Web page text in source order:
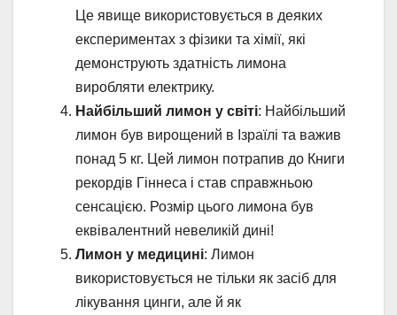
Це явище використовується в деяких
експериментах з фізики та хімії, які
демонструють здатність лимона
виробляти електрику.
Найбільший лимон у світі: Найбільший
лимон був вирощений в Ізраїлі та важив
понад 5 кг. Цей лимон потрапив до Книги
рекордів Гіннеса і став справжньою
сенсацією. Розмір цього лимона був
еквівалентний невеликій дині!
Лимон у медицині: Лимон
використовується не тільки як засіб для
лікування цинги, але й як